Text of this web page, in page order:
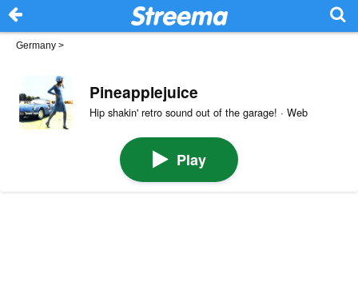
Germany >
Pineapplejuice
Hip shakin' retro sound out of the garage! · Web
Play